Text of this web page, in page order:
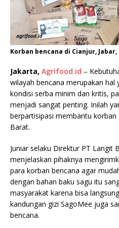
Korban bencana di Cianjur,
Jakarta, Agrifood.id –
wilayah bencana merupakan hal
kondisi serba minim dan kritis,
menjadi sangat penting. Inilah
berpartisipasi membantu korban
Barat.
Juniar selaku Direktur PT Langit
menjelaskan pihaknya
para korban bencana agar
dengan bahan baku sagu itu
masyarakat karena bisa
kandungan gizi SagoMee juga
bencana.